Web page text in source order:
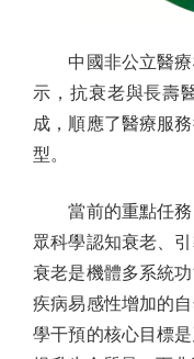
中國非公立醫療
示，抗衰老與長壽
成，順應了醫療服
型。
當前的重點任務
眾科學認知衰老、
衰老是機體多系統
疾病易感性增加的
學干預的核心目標